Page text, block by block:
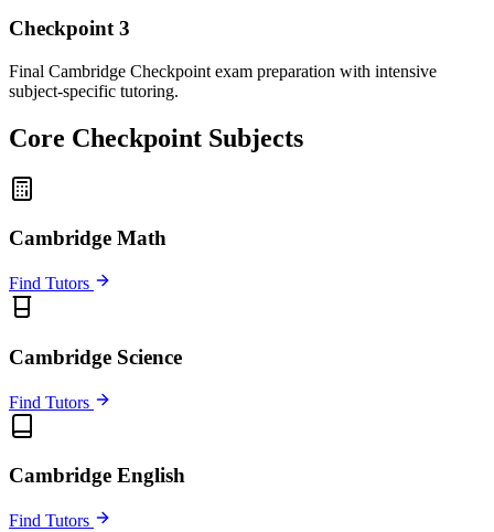
Checkpoint 3
Final Cambridge Checkpoint exam preparation with intensive
subject-specific tutoring.
Core Checkpoint Subjects
Cambridge Math
Find Tutors
Cambridge Science
Find Tutors
Cambridge English
Find Tutors